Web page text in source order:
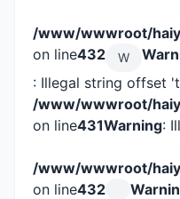
/www/wwwroot/
on line432 W
: Illegal string offset
/www/wwwroot/
on line431Warning:
/www/wwwroot/
on line432